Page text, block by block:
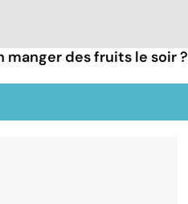
manger des fruits le soir ?